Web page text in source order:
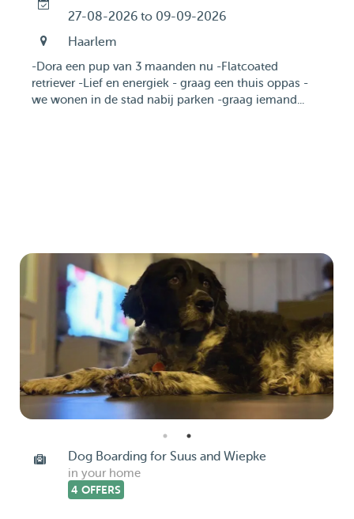
27-08-2026 to 09-09-2026
Haarlem
-Dora een pup van 3 maanden nu -Flatcoated
retriever -Lief en energiek - graag een thuis oppas -
we wonen in de stad nabij parken -graag iemand...
Dog Boarding for Suus and Wiepke
in your home
4 OFFERS